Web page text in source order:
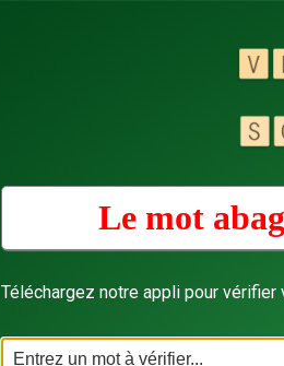
Le mot
Téléchargez notre appli pour